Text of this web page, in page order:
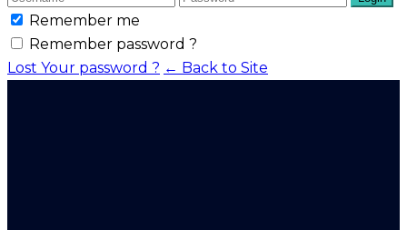
Remember me
Remember password ?
Lost Your password ? ← Back to Site